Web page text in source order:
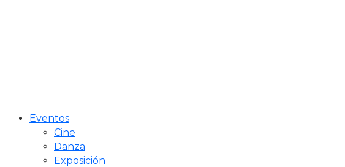
Eventos
Cine
Danza
Exposición